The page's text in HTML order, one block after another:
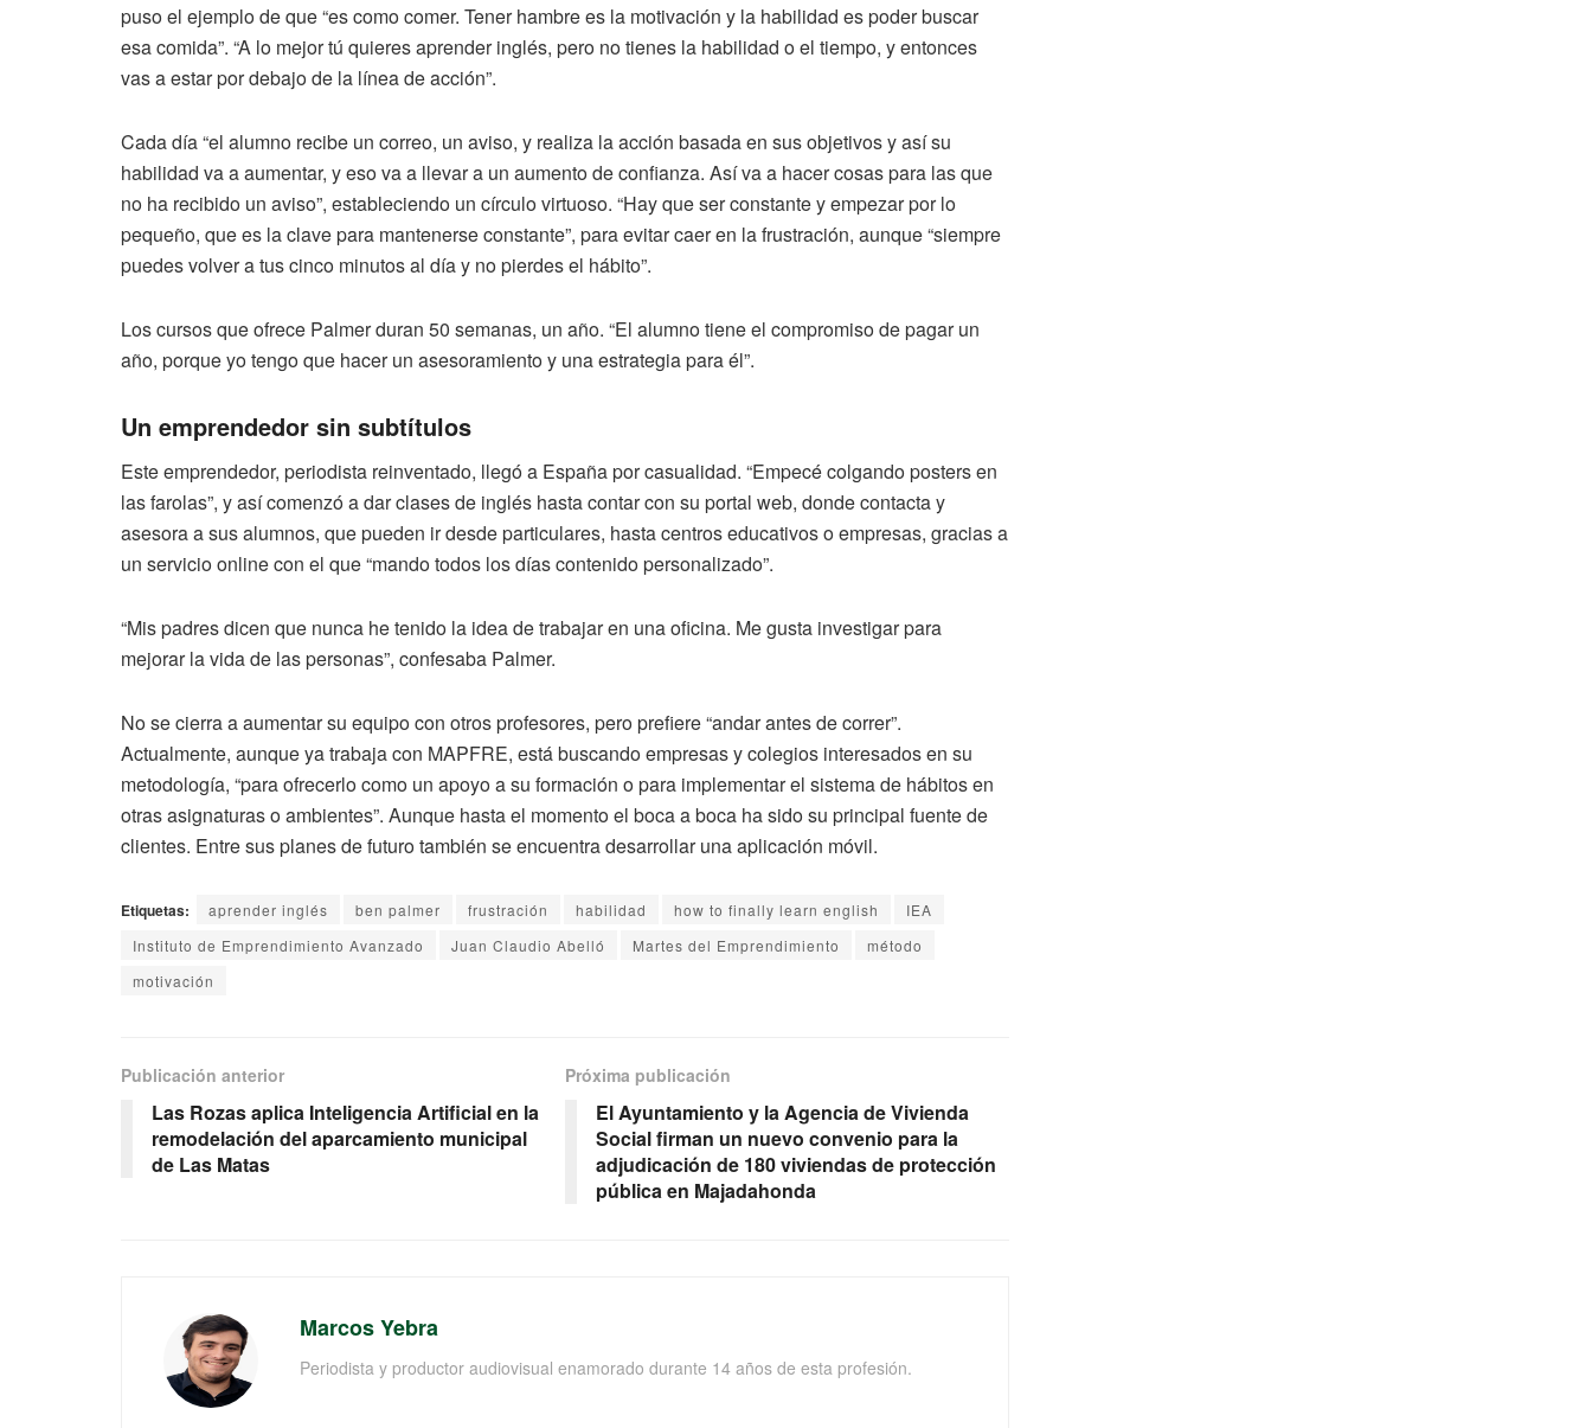
puso el ejemplo de que “es como comer. Tener hambre es la motivación y la habilidad es poder buscar
esa comida”. “A lo mejor tú quieres aprender inglés, pero no tienes la habilidad o el tiempo, y entonces
vas a estar por debajo de la línea de acción”.
Cada día “el alumno recibe un correo, un aviso, y realiza la acción basada en sus objetivos y así su
habilidad va a aumentar, y eso va a llevar a un aumento de confianza. Así va a hacer cosas para las que
no ha recibido un aviso”, estableciendo un círculo virtuoso. “Hay que ser constante y empezar por lo
pequeño, que es la clave para mantenerse constante”, para evitar caer en la frustración, aunque “siempre
puedes volver a tus cinco minutos al día y no pierdes el hábito”.
Los cursos que ofrece Palmer duran 50 semanas, un año. “El alumno tiene el compromiso de pagar un
año, porque yo tengo que hacer un asesoramiento y una estrategia para él”.
Un emprendedor sin subtítulos
Este emprendedor, periodista reinventado, llegó a España por casualidad. “Empecé colgando posters en
las farolas”, y así comenzó a dar clases de inglés hasta contar con su portal web, donde contacta y
asesora a sus alumnos, que pueden ir desde particulares, hasta centros educativos o empresas, gracias a
un servicio online con el que “mando todos los días contenido personalizado”.
“Mis padres dicen que nunca he tenido la idea de trabajar en una oficina. Me gusta investigar para
mejorar la vida de las personas”, confesaba Palmer.
No se cierra a aumentar su equipo con otros profesores, pero prefiere “andar antes de correr”.
Actualmente, aunque ya trabaja con MAPFRE, está buscando empresas y colegios interesados en su
metodología, “para ofrecerlo como un apoyo a su formación o para implementar el sistema de hábitos en
otras asignaturas o ambientes”. Aunque hasta el momento el boca a boca ha sido su principal fuente de
clientes. Entre sus planes de futuro también se encuentra desarrollar una aplicación móvil.
Etiquetas: aprender inglés ben palmer frustración habilidad how to finally learn english
IEA
Instituto de Emprendimiento Avanzado
Juan Claudio Abelló Martes del Emprendimiento
método
motivación
Publicación anterior
Las Rozas aplica Inteligencia Artificial en la
remodelación del aparcamiento municipal
de Las Matas
Próxima publicación
El Ayuntamiento y la Agencia de Vivienda
Social firman un nuevo convenio para la
adjudicación de 180 viviendas de protección
pública en Majadahonda
Marcos Yebra
Periodista y productor audiovisual enamorado durante 14 años de esta profesión.